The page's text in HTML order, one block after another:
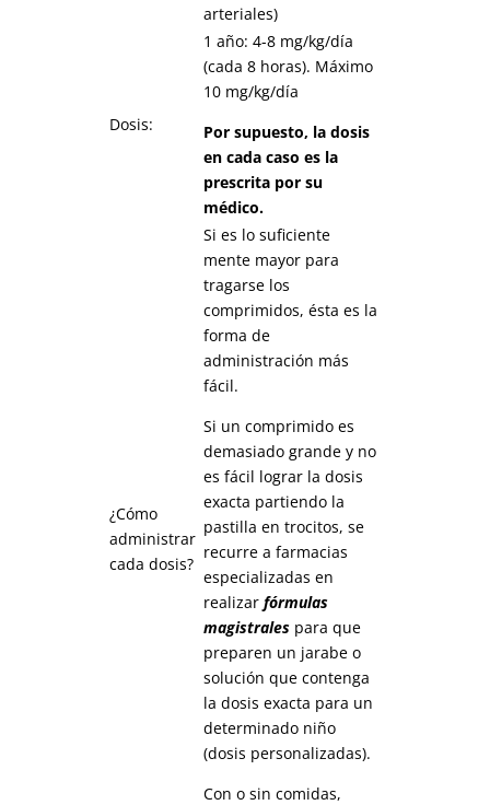
arteriales)
Dosis:
1 año: 4-8 mg/kg/día
(cada 8 horas). Máximo
10 mg/kg/día
Por supuesto, la dosis
en cada caso es la
prescrita por su
médico.
¿Cómo
administrar
cada dosis?
Si es lo suficiente
mente mayor para
tragarse los
comprimidos, ésta es la
forma de
administración más
fácil.
Si un comprimido es
demasiado grande y no
es fácil lograr la dosis
exacta partiendo la
pastilla en trocitos, se
recurre a farmacias
especializadas en
realizar fórmulas
magistralespara que
preparen un jarabe o
solución que contenga
la dosis exacta para un
determinado niño
(dosis personalizadas).
Con o sin comidas,